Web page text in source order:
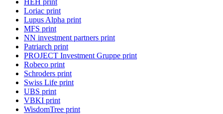
Loriac print
Lupus Alpha print
MFS print
NN investment partners print
Patriarch print
PROJECT Investment Gruppe print
Robeco print
Schroders print
Swiss Life print
UBS print
VBKI print
WisdomTree print